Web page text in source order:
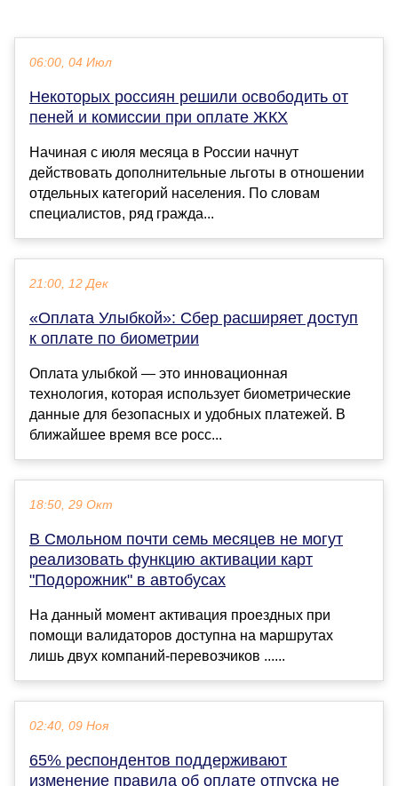
06:00, 04 Июл
Некоторых россиян решили освободить от
пеней и комиссии при оплате ЖКХ
Начиная с июля месяца в России начнут
действовать дополнительные льготы в отношении
отдельных категорий населения. По словам
специалистов, ряд гражда...
21:00, 12 Дек
«Оплата Улыбкой»: Сбер расширяет доступ
к оплате по биометрии
Оплата улыбкой — это инновационная
технология, которая использует биометрические
данные для безопасных и удобных платежей. В
ближайшее время все росс...
18:50, 29 Окт
В Смольном почти семь месяцев не могут
реализовать функцию активации карт
"Подорожник" в автобусах
На данный момент активация проездных при
помощи валидаторов доступна на маршрутах
лишь двух компаний-перевозчиков ......
02:40, 09 Ноя
65% респондентов поддерживают
изменение правила об оплате отпуска не